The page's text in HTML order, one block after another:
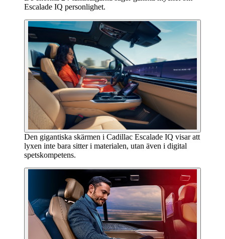
Escalade IQ personlighet.
Den gigantiska skärmen i Cadillac Escalade IQ visar att
lyxen inte bara sitter i materialen, utan även i digital
spetskompetens.